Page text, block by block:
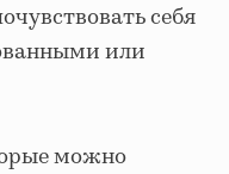
себя
или
можно